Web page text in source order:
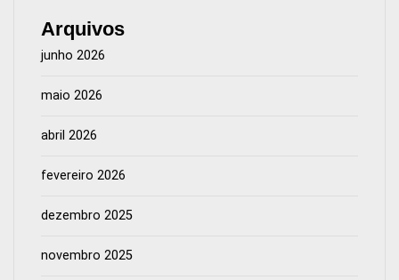
Arquivos
junho 2026
maio 2026
abril 2026
fevereiro 2026
dezembro 2025
novembro 2025